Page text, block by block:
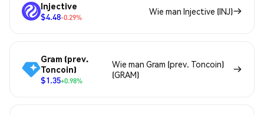
Injective
$4.48-0.29%
Wie man Injective (INJ)
Gram (prev.
Toncoin)
$1.35+0.98%
Wie man Gram (prev. Toncoin)
(GRAM)